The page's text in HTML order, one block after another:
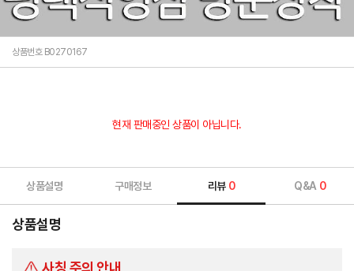
상품번호 B0270167
현재 판매중인 상품이 아닙니다.
상품설명 구매정보 리뷰 0 Q&A 0
상품설명
사칭 주의 안내